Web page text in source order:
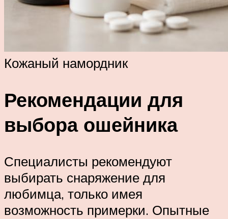
Кожаный намордник
Рекомендации для
выбора ошейника
Специалисты рекомендуют
выбирать снаряжение для
любимца, только имея
возможность примерки. Опытные